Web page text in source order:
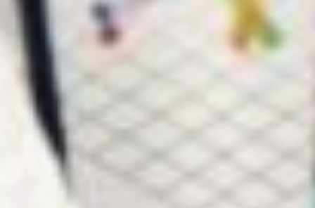
и литературы. Конечно же, все вопросы
были на железнодорожную тематику. В это
время для наставников прошел круглый
Второй день мероприятия стал
экскурсионным. Конкурсантов и их
наставников ждала насыщенная
познавательная программа, в рамках
которой они посетили учебные
учреждения, связанные
с железнодорожным транспортом
и профессиями, близкими к ним. Среди них
были: Дальневосточный учебный центр